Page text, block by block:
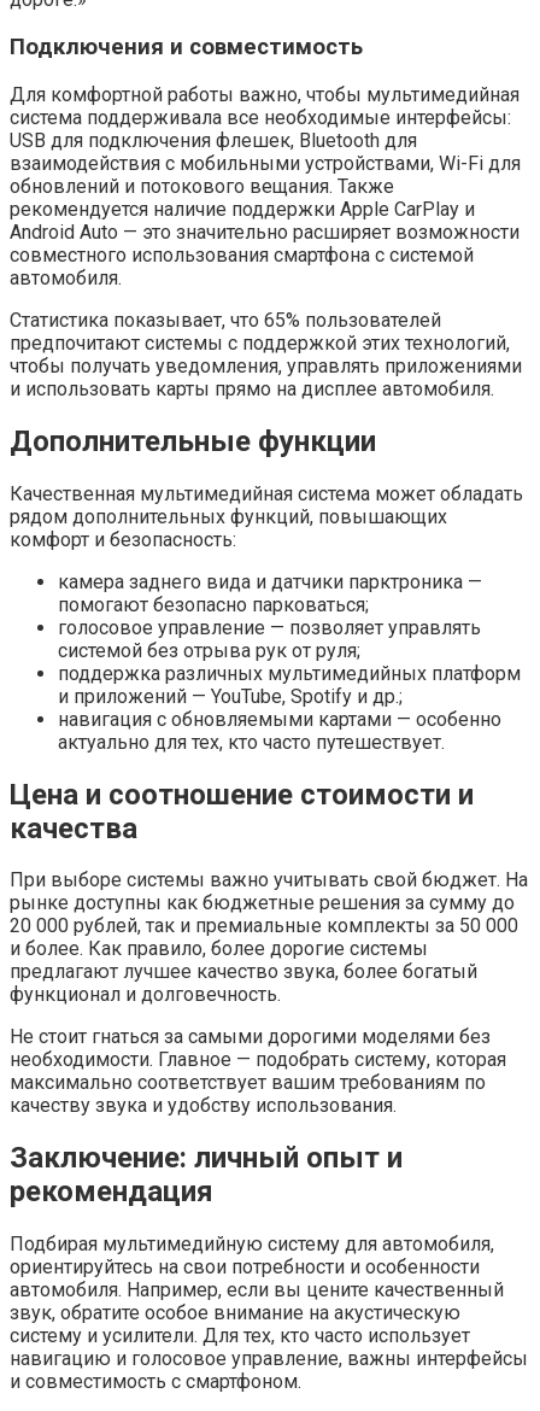
Подключения и совместимость
Для комфортной работы важно, чтобы мультимедийная
система поддерживала все необходимые интерфейсы:
USB для подключения флешек, Bluetooth для
взаимодействия с мобильными устройствами, Wi-Fi для
обновлений и потокового вещания. Также
рекомендуется наличие поддержки Apple CarPlay и
Android Auto — это значительно расширяет возможности
совместного использования смартфона с системой
автомобиля.
Статистика показывает, что 65% пользователей
предпочитают системы с поддержкой этих технологий,
чтобы получать уведомления, управлять приложениями
и использовать карты прямо на дисплее автомобиля.
Дополнительные функции
Качественная мультимедийная система может обладать
рядом дополнительных функций, повышающих
комфорт и безопасность:
камера заднего вида и датчики парктроника —
помогают безопасно парковаться;
голосовое управление — позволяет управлять
системой без отрыва рук от руля;
поддержка различных мультимедийных платформ
и приложений — YouTube, Spotify и др.;
навигация с обновляемыми картами — особенно
актуально для тех, кто часто путешествует.
Цена и соотношение стоимости и
качества
При выборе системы важно учитывать свой бюджет. На
рынке доступны как бюджетные решения за сумму до
20 000 рублей, так и премиальные комплекты за 50 000
и более. Как правило, более дорогие системы
предлагают лучшее качество звука, более богатый
функционал и долговечность.
Не стоит гнаться за самыми дорогими моделями без
необходимости. Главное — подобрать систему, которая
максимально соответствует вашим требованиям по
качеству звука и удобству использования.
Заключение: личный опыт и
рекомендация
Подбирая мультимедийную систему для автомобиля,
ориентируйтесь на свои потребности и особенности
автомобиля. Например, если вы цените качественный
звук, обратите особое внимание на акустическую
систему и усилители. Для тех, кто часто использует
навигацию и голосовое управление, важны интерфейсы
и совместимость с смартфоном.